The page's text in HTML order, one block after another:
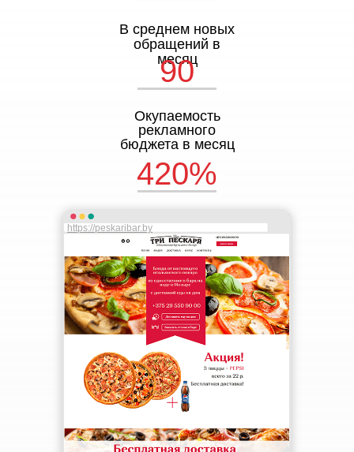
В среднем новых
обращений в
месяц
90
Окупаемость
рекламного
бюджета в месяц
420%
https://peskaribar.by